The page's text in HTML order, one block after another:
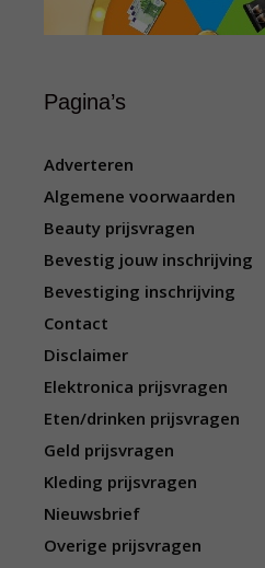
Pagina’s
Adverteren
Algemene voorwaarden
Beauty prijsvragen
Bevestig jouw inschrijving
Bevestiging inschrijving
Contact
Disclaimer
Elektronica prijsvragen
Eten/drinken prijsvragen
Geld prijsvragen
Kleding prijsvragen
Nieuwsbrief
Overige prijsvragen